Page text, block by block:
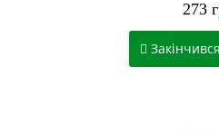
273
Закінчився